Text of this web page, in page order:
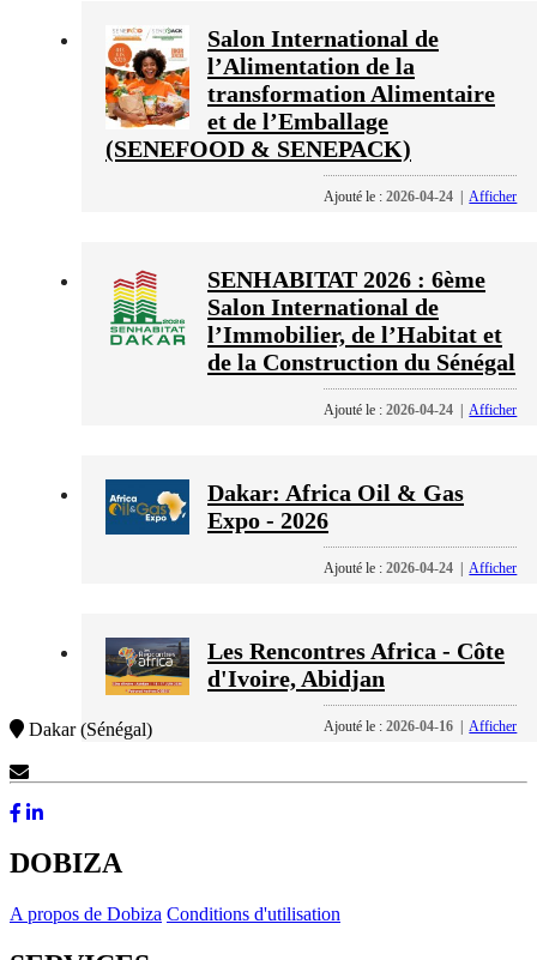
Salon International de
l’Alimentation de la
transformation Alimentaire
et de l’Emballage
(SENEFOOD & SENEPACK)
Ajouté le :2026-04-24 | Afficher
SENHABITAT 2026 : 6ème
Salon International de
l’Immobilier, de l’Habitat et
de la Construction du Sénégal
Ajouté le :2026-04-24 | Afficher
Dakar: Africa Oil & Gas
Expo - 2026
Ajouté le :2026-04-24 | Afficher
Les Rencontres Africa - Côte
d'Ivoire, Abidjan
Ajouté le :2026-04-16 | Afficher
Dakar (Sénégal)
DOBIZA
A propos de Dobiza Conditions d'utilisation